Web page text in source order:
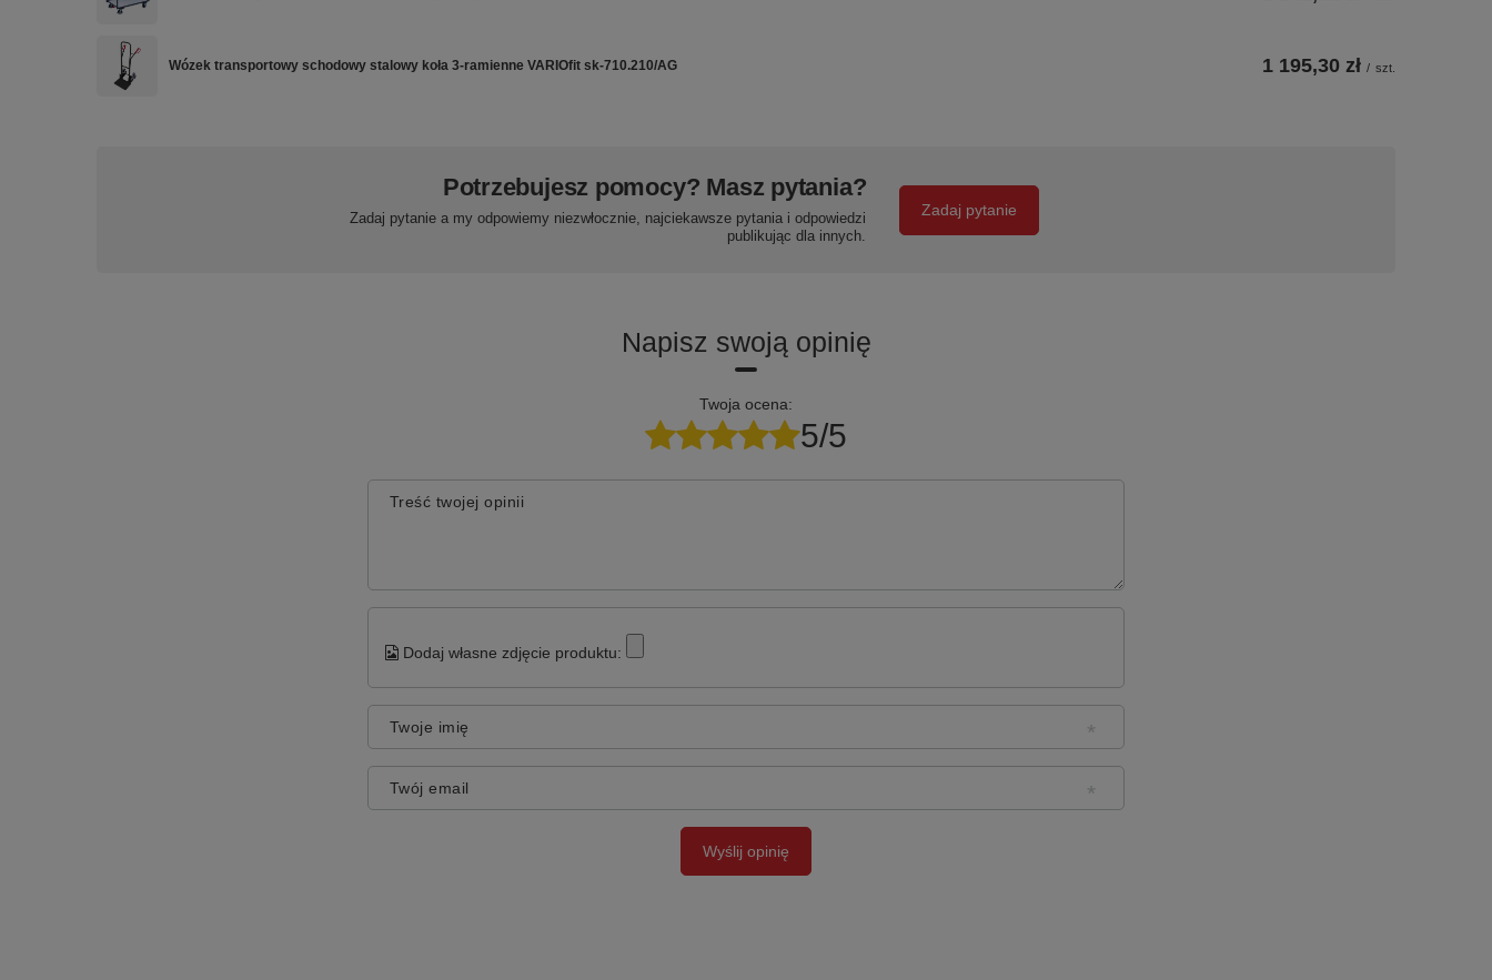
Wózek transportowy schodowy stalowy koła 3-ramienne VARIOfit sk-710.210/AG 1 195,30 zł / szt.
Potrzebujesz pomocy? Masz pytania?
Zadaj pytanie a my odpowiemy niezwłocznie, najciekawsze pytania i odpowiedzi
publikując dla innych.
Zadaj pytanie
Napisz swoją opinię
Twoja ocena:
5/5
Treść twojej opinii
Dodaj własne zdjęcie produktu:
Twoje imię
Twój email
Wyślij opinię